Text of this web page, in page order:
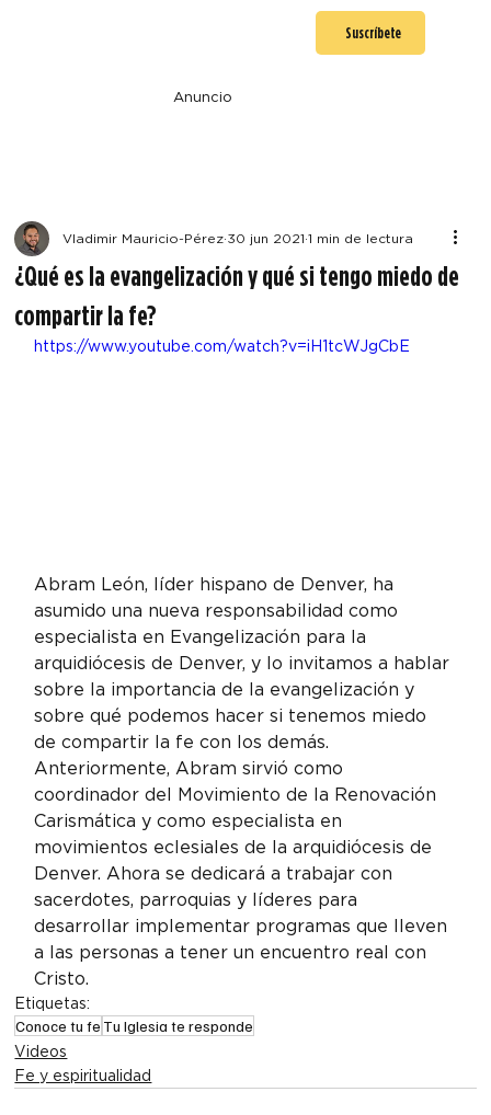
Suscríbete
Anuncio
¿Qué es la evangelización y qué si tengo miedo de
compartir la fe?
Vladimir Mauricio-Pérez 30 jun 2021 1 min de lectura
https://www.youtube.com/watch?v=iH1tcWJgCbE
Abram León, líder hispano de Denver, ha
asumido una nueva responsabilidad como
especialista en Evangelización para la
arquidiócesis de Denver, y lo invitamos a hablar
sobre la importancia de la evangelización y
sobre qué podemos hacer si tenemos miedo
de compartir la fe con los demás.
Anteriormente, Abram sirvió como
coordinador del Movimiento de la Renovación
Carismática y como especialista en
movimientos eclesiales de la arquidiócesis de
Denver. Ahora se dedicará a trabajar con
sacerdotes, parroquias y líderes para
desarrollar implementar programas que lleven
a las personas a tener un encuentro real con
Cristo.
Etiquetas:
Conoce tu fe Tu Iglesia te responde
Videos
Fe y espiritualidad